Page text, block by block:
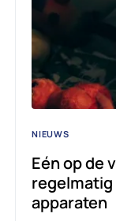
NIEUWS
Eén op de
apparaten